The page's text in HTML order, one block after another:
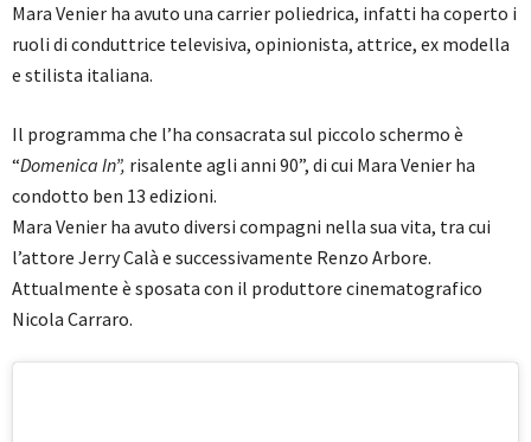
Mara Venier ha avuto una carrier poliedrica, infatti ha coperto i
ruoli di conduttrice televisiva, opinionista, attrice, ex modella
e stilista italiana.
Il programma che l’ha consacrata sul piccolo schermo è
“Domenica In”, risalente agli anni 90”, di cui Mara Venier ha
condotto ben 13 edizioni.
Mara Venier ha avuto diversi compagni nella sua vita, tra cui
l’attore Jerry Calà e successivamente Renzo Arbore.
Attualmente è sposata con il produttore cinematografico
Nicola Carraro.